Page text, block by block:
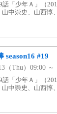
話「少年Ａ」（
山中崇史、山西
season16 #19
（Thu）09:00
話「少年Ａ」（
山中崇史、山西